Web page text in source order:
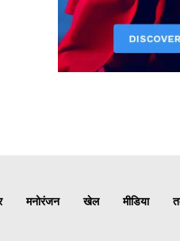
मनोरंजन खेल मीडिया